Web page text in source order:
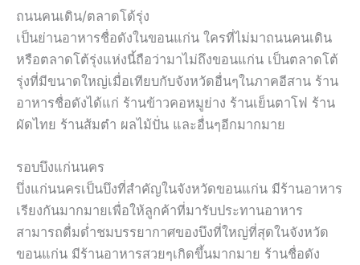
ถนนคนเดิน/ตลาดโด้รุ่ง
เป็นย่านอาหารชื่อดังในขอนแก่น ใครที่ไม่มาถนนคนเดิน
หรือตลาดโต้รุ่งแห่งนี้ถือว่ามาไม่ถึงขอนแก่น เป็นตลาดโต้
รุ่งที่มีขนาดใหญ่เมื่อเทียบกับจังหวัดอื่นๆในภาคอีสาน ร้าน
อาหารชื่อดังได้แก่ ร้านข้าวคอหมูย่าง ร้านเย็นตาโฟ ร้าน
ผัดไทย ร้านส้มตำ ผลไม้ปั่น และอื่นๆอีกมากมาย
รอบบึงแก่นนคร
บึ่งแก่นนครเป็นบึงที่สำคัญในจังหวัดขอนแก่น มีร้านอาหาร
เรียงกันมากมายเพื่อให้ลูกค้าที่มารับประทานอาหาร
สามารถดื่มด่ำชมบรรยากาศของบึงที่ใหญ่ที่สุดในจังหวัด
ขอนแก่น มีร้านอาหารสวยๆเกิดขึ้นมากมาย ร้านชื่อดัง